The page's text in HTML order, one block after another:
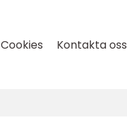
Cookies Kontakta oss